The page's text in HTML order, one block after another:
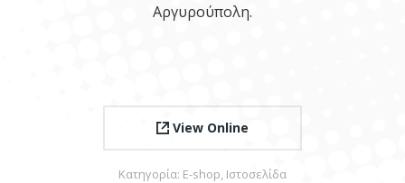
Αργυρούπολη.
View Online
Κατηγορία: E-shop, Ιστοσελίδα